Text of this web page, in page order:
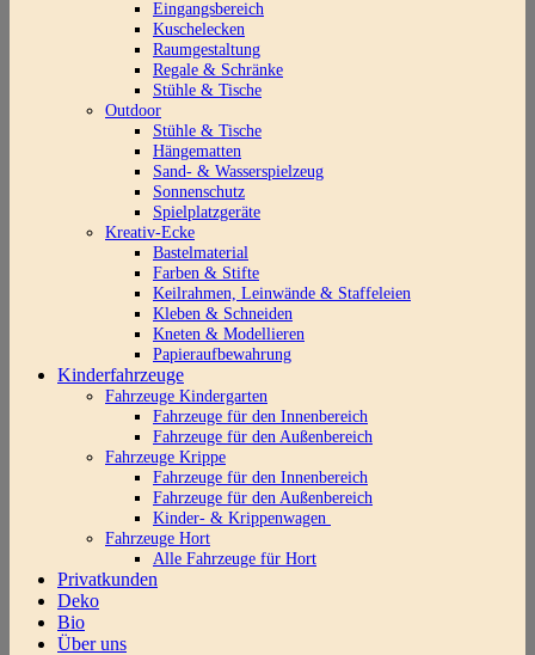
Eingangsbereich
Kuschelecken
Raumgestaltung
Regale & Schränke
Stühle & Tische
Outdoor
Stühle & Tische
Hängematten
Sand- & Wasserspielzeug
Sonnenschutz
Spielplatzgeräte
Kreativ-Ecke
Bastelmaterial
Farben & Stifte
Keilrahmen, Leinwände & Staffeleien
Kleben & Schneiden
Kneten & Modellieren
Papieraufbewahrung
Kinderfahrzeuge
Fahrzeuge Kindergarten
Fahrzeuge für den Innenbereich
Fahrzeuge für den Außenbereich
Fahrzeuge Krippe
Fahrzeuge für den Innenbereich
Fahrzeuge für den Außenbereich
Kinder- & Krippenwagen
Fahrzeuge Hort
Alle Fahrzeuge für Hort
Privatkunden
Deko
Bio
Über uns